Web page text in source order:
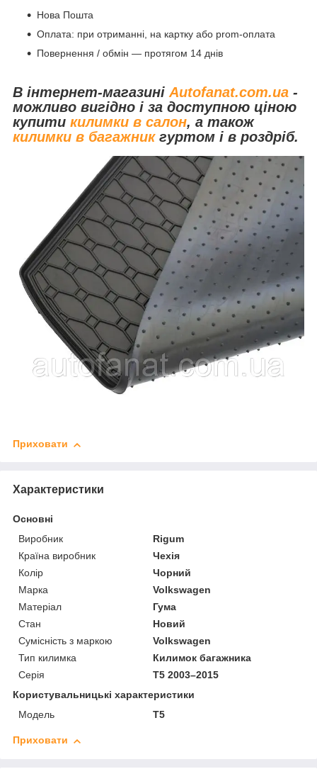
Нова Пошта
Оплата: при отриманні, на картку або prom-оплата
Повернення / обмін — протягом 14 днів
В інтернет-магазині Autofanat.com.ua -
можливо вигідно і за доступною ціною
купити килимки в салон, а також
килимки в багажникгуртом і в роздріб.
Приховати
Характеристики
Основні
Виробник
Rigum
Країна виробник
Чехія
Колір
Чорний
Марка
Volkswagen
Матеріал
Гума
Стан
Новий
Сумісність з маркою
Volkswagen
Тип килимка
Килимок багажника
Серія
T5 2003–2015
Користувальницькі характеристики
Мoдель
T5
Приховати